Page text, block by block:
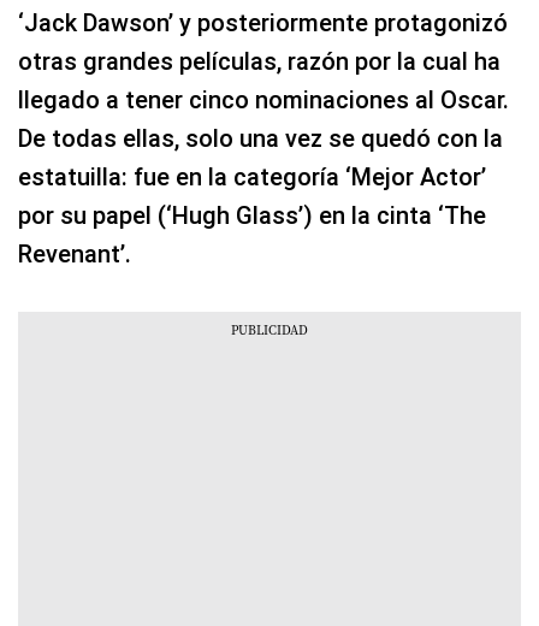
‘Jack Dawson’ y posteriormente protagonizó
otras grandes películas, razón por la cual ha
llegado a tener cinco nominaciones al Oscar.
De todas ellas, solo una vez se quedó con la
estatuilla: fue en la categoría ‘Mejor Actor’
por su papel (‘Hugh Glass’) en la cinta ‘The
Revenant’.